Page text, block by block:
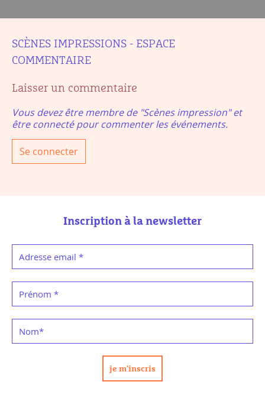
SCÈNES IMPRESSIONS - ESPACE
COMMENTAIRE
Laisser un commentaire
Vous devez être membre de "Scènes impression" et
être connecté pour commenter les événements.
Se connecter
Inscription à la newsletter
Adresse email *
Prénom *
Nom*